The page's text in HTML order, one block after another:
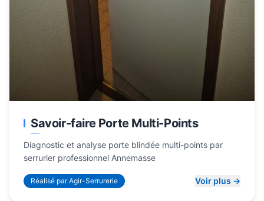
Savoir-faire Porte Multi-Points
Diagnostic et analyse porte blindée multi-points par
serrurier professionnel Annemasse
Réalisé par Agir-Serrurerie Voir plus →